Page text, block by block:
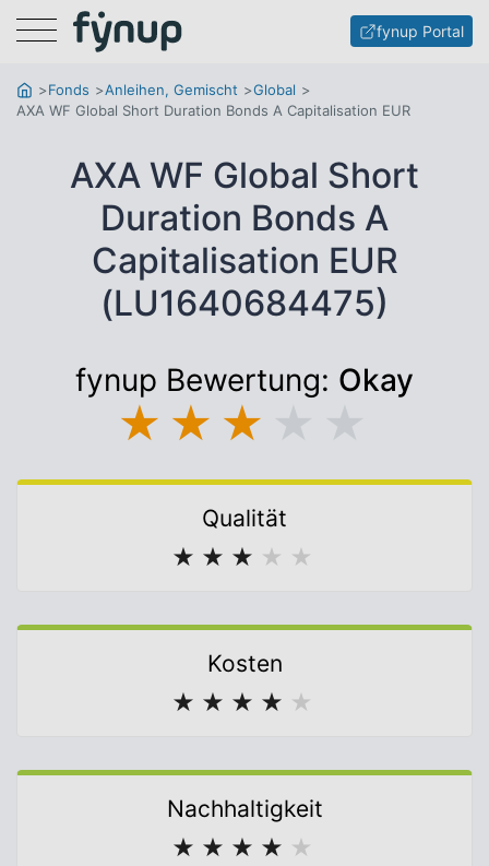
Menu fynup Portal
Fonds Anleihen, Gemischt
Global
AXA WF Global Short Duration Bonds A Capitalisation EUR
AXA WF Global Short
Duration Bonds A
Capitalisation EUR
(LU1640684475)
fynup Bewertung: Okay
★ ★ ★
Qualität
★ ★ ★ ★ ★
Kosten
★ ★ ★ ★ ★
Nachhaltigkeit
★ ★ ★ ★ ★